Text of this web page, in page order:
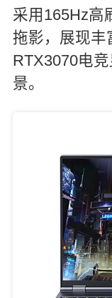
采用165Hz高
拖影，展现丰
RTX3070电
景。